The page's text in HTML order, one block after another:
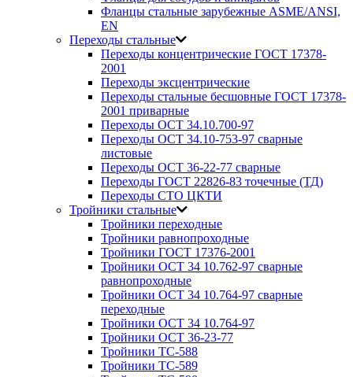
Фланцы стальные зарубежные ASME/ANSI,
EN
Переходы стальные
Переходы концентрические ГОСТ 17378-
2001
Переходы эксцентрические
Переходы стальные бесшовные ГОСТ 17378-
2001 приварные
Переходы ОСТ 34.10.700-97
Переходы ОСТ 34.10-753-97 сварные
листовые
Переходы ОСТ 36-22-77 сварные
Переходы ГОСТ 22826-83 точечные (ТД)
Переходы СТО ЦКТИ
Тройники стальные
Тройники переходные
Тройники равнопроходные
Тройники ГОСТ 17376-2001
Тройники ОСТ 34 10.762-97 сварные
равнопроходные
Тройники ОСТ 34 10.764-97 сварные
переходные
Тройники ОСТ 34 10.764-97
Тройники ОСТ 36-23-77
Тройники ТС-588
Тройники ТС-589